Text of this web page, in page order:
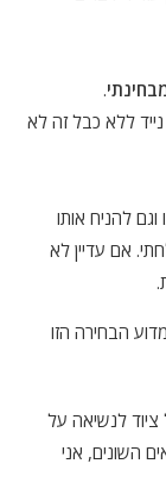
.
נייד ללא כבל זה לא
וגם להניח אותו
אם עדיין לא
– 5 כדי שתבינו מדוע הבחירה הזו
לנשיאה על
השונים, אני